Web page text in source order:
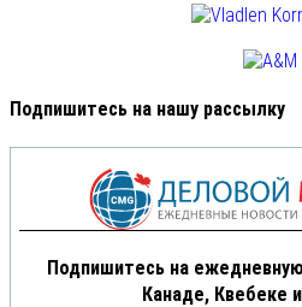
Подпишитесь на нашу рассылку
Подпишитесь на
Канаде, Квебеке